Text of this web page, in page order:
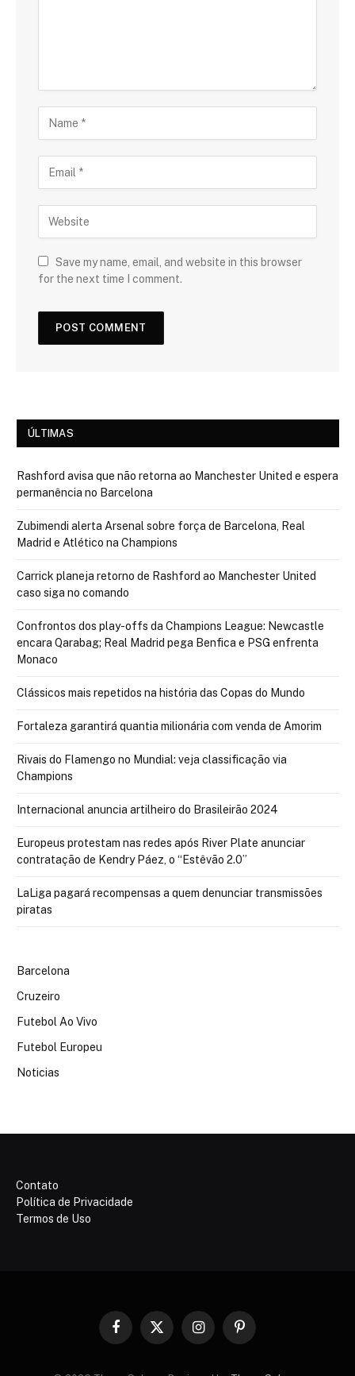
Save my name, email, and website in this browser
for the next time I comment.
ÚLTIMAS
Rashford avisa que não retorna ao Manchester United e espera
permanência no Barcelona
Zubimendi alerta Arsenal sobre força de Barcelona, Real
Madrid e Atlético na Champions
Carrick planeja retorno de Rashford ao Manchester United
caso siga no comando
Confrontos dos play-offs da Champions League: Newcastle
encara Qarabag; Real Madrid pega Benfica e PSG enfrenta
Monaco
Clássicos mais repetidos na história das Copas do Mundo
Fortaleza garantirá quantia milionária com venda de Amorim
Rivais do Flamengo no Mundial: veja classificação via
Champions
Internacional anuncia artilheiro do Brasileirão 2024
Europeus protestam nas redes após River Plate anunciar
contratação de Kendry Páez, o “Estêvão 2.0”
LaLiga pagará recompensas a quem denunciar transmissões
piratas
Barcelona
Cruzeiro
Futebol Ao Vivo
Futebol Europeu
Noticias
Contato
Política de Privacidade
Termos de Uso
Facebook
X
InstagramPinterest